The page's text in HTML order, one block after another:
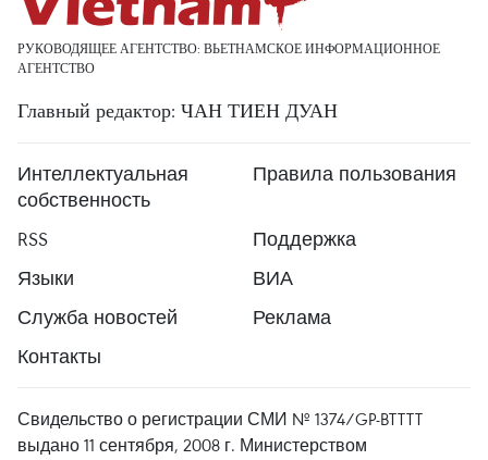
РУКОВОДЯЩЕЕ АГЕНТСТВО: ВЬЕТНАМСКОЕ ИНФОРМАЦИОННОЕ
АГЕНТСТВО
Главный редактор: ЧАН ТИЕН ДУАН
Интеллектуальная
собственность
Правила пользования
RSS
Поддержка
Языки
ВИА
Служба новостей
Реклама
Контакты
Свидельство о регистрации СМИ № 1374/GP-BTTTT
выдано 11 сентября, 2008 г. Министерством